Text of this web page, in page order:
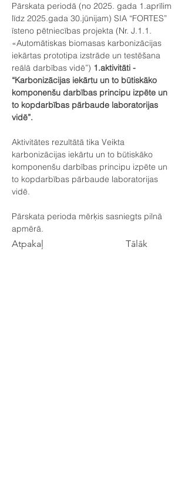
Atpakaļ Tālāk
Pārskata periodā (no 2025. gada 1.aprīlim
līdz 2025.gada 30.jūnijam) SIA “FORTES”
īsteno pētniecības projekta (Nr. J.1.1.
«Automātiskas biomasas karbonizācijas
iekārtas prototipa izstrāde un testēšana
reālā darbības vidē”) 1.aktivitāti -
“Karbonizācijas iekārtu un to būtiskāko
komponenšu darbības principu izpēte un
to kopdarbības pārbaude laboratorijas
vidē”.
Aktivitātes rezultātā tika Veikta
karbonizācijas iekārtu un to būtiskāko
komponenšu darbības principu izpēte un
to kopdarbības pārbaude laboratorijas
vidē.
Pārskata perioda mērķis sasniegts pilnā
apmērā.